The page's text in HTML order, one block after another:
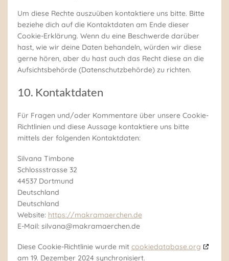
Um diese Rechte auszuüben kontaktiere uns bitte. Bitte
beziehe dich auf die Kontaktdaten am Ende dieser
Cookie-Erklärung. Wenn du eine Beschwerde darüber
hast, wie wir deine Daten behandeln, würden wir diese
gerne hören, aber du hast auch das Recht diese an die
Aufsichtsbehörde (Datenschutzbehörde) zu richten.
10. Kontaktdaten
Für Fragen und/oder Kommentare über unsere Cookie-
Richtlinien und diese Aussage kontaktiere uns bitte
mittels der folgenden Kontaktdaten:
Silvana Timbone
Schlossstrasse 32
44537 Dortmund
Deutschland
Deutschland
Website: https://makramaerchen.de
E-Mail: silvana@makramaerchen.de
Diese Cookie-Richtlinie wurde mit cookiedatabase.org
am 19. Dezember 2024 synchronisiert.